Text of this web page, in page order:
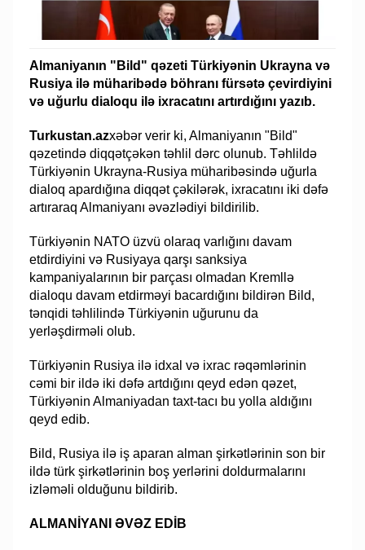
Almaniyanın "Bild" qəzeti Türkiyənin Ukrayna və
Rusiya ilə müharibədə böhranı fürsətə çevirdiyini
və uğurlu dialoqu ilə ixracatını artırdığını yazıb.
Turkustan.azxəbər verir ki, Almaniyanın "Bild"
qəzetində diqqətçəkən təhlil dərc olunub. Təhlildə
Türkiyənin Ukrayna-Rusiya müharibəsində uğurla
dialoq apardığına diqqət çəkilərək, ixracatını iki dəfə
artıraraq Almaniyanı əvəzlədiyi bildirilib.
Türkiyənin NATO üzvü olaraq varlığını davam
etdirdiyini və Rusiyaya qarşı sanksiya
kampaniyalarının bir parçası olmadan Kremllə
dialoqu davam etdirməyi bacardığını bildirən Bild,
tənqidi təhlilində Türkiyənin uğurunu da
yerləşdirməli olub.
Türkiyənin Rusiya ilə idxal və ixrac rəqəmlərinin
cəmi bir ildə iki dəfə artdığını qeyd edən qəzet,
Türkiyənin Almaniyadan taxt-tacı bu yolla aldığını
qeyd edib.
Bild, Rusiya ilə iş aparan alman şirkətlərinin son bir
ildə türk şirkətlərinin boş yerlərini doldurmalarını
izləməli olduğunu bildirib.
ALMANİYANI ƏVƏZ EDİB